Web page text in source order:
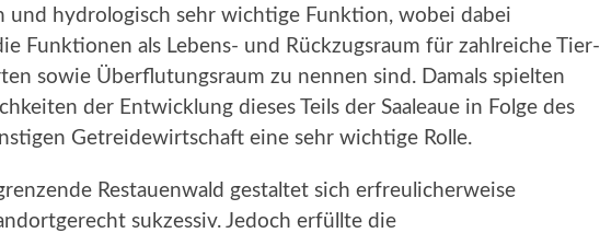
und hydrologisch sehr wichtige Funktion, wobei dabei
Funktionen als Lebens- und Rückzugsraum für zahlreiche Tier-
sowie Überflutungsraum zu nennen sind. Damals spielten
der Entwicklung dieses Teils der Saaleaue in Folge des
Getreidewirtschaft eine sehr wichtige Rolle.
Restauenwald gestaltet sich erfreulicherweise
sukzessiv. Jedoch erfüllte die